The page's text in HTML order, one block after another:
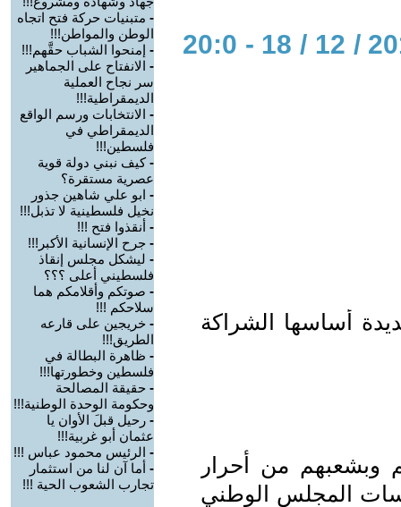
الحوار المتمدن-العدد: 5375 - 2016 / 12 / 18 - 20:0
أساسها الشراكة
وبشعبهم من أحرار
المجلس الوطني
- متبنيات حركة فتح اتجاه
الوطن والمواطن!!!
- إمنحوا الشباب حقَّهم!!!
- الانفتاح على الجماهير
سر نجاح العملية
الديمقراطية!!!
- الانتخابات ورسم الواقع
الديمقراطي في
فلسطين!!!
-كيف نبني دولة قوية
عصرية مستقرة؟
- ابو علي شاهين جذور
نخيل فلسطينية لا تذبل!!!
- أنقذوا فتح !!!
- جرح الإنسانية الأكبر!!!
- ليشكل مجلس إنقاذ
فلسطيني أعلى ؟؟؟
- صوتكم وأقلامكم هما
سلاحكم !!!
- خريجين على قارعه
الطريق!!!
- ظاهرة البطالة في
فلسطين وخطورتها!!!
- حقيقة المصالحة
وحكومة الوحدة الوطنية!!!
- رحيل قبلَ الأوان يا
عثمان أبو غربية!!!
- الرئيس محمود عباس !!!
- أما آن لنا من استثمار
تجارب الشعوب الحية !!!